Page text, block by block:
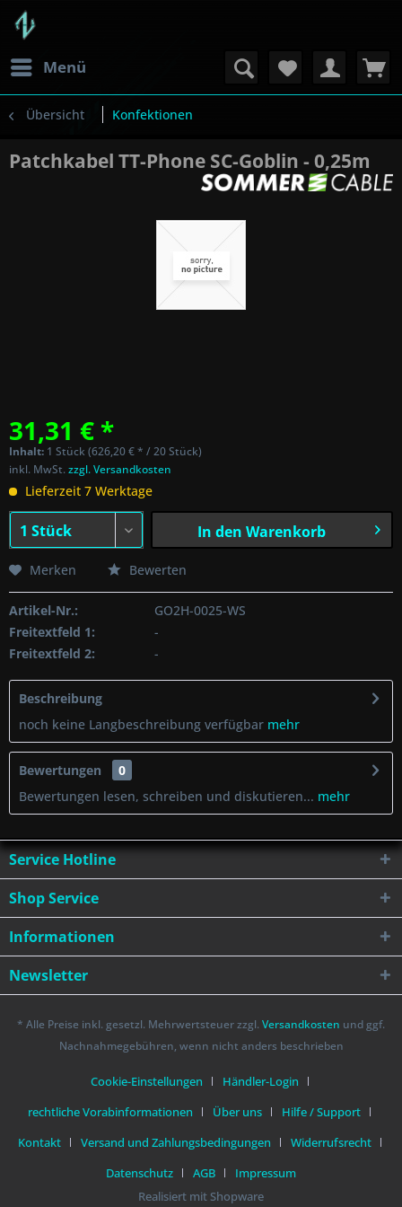
Menü
Übersicht Konfektionen
Patchkabel TT-Phone SC-Goblin - 0,25m
31,31 € *
Inhalt: 1 Stück (626,20 € * / 20 Stück)
inkl. MwSt.zzgl. Versandkosten
Lieferzeit 7 Werktage
In den Warenkorb
Merken Bewerten
Artikel-Nr.:
GO2H-0025-WS
Freitextfeld 1:
-
Freitextfeld 2:
-
Beschreibung
noch keine Langbeschreibung verfügbar mehr
Bewertungen
0
Bewertungen lesen, schreiben und diskutieren... mehr
Service Hotline
Shop Service
Informationen
Newsletter
* Alle Preise inkl. gesetzl. Mehrwertsteuer zzgl. Versandkosten und ggf.
Nachnahmegebühren, wenn nicht anders beschrieben
Cookie-Einstellungen
Händler-Login
rechtliche Vorabinformationen
Über uns
Hilfe / Support
Kontakt
Versand und Zahlungsbedingungen
Widerrufsrecht
Datenschutz
AGB
Impressum
Realisiert mit Shopware